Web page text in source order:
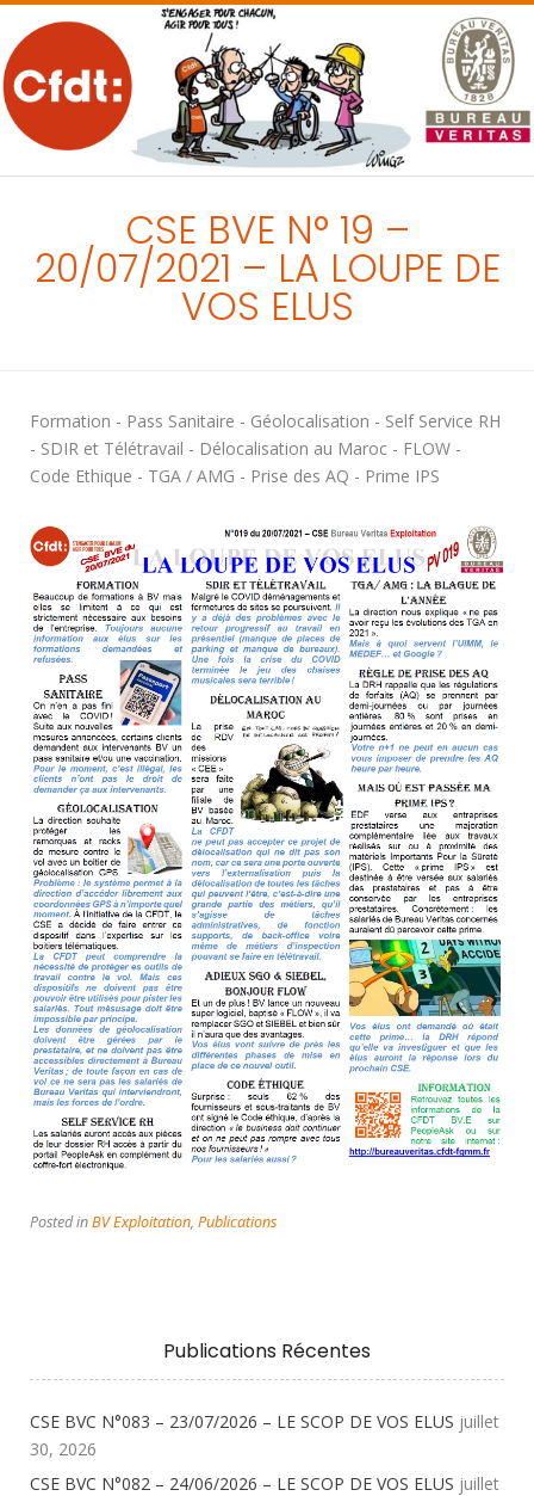
MENU
CSE BVE N° 19 –
20/07/2021 – LA LOUPE DE
VOS ELUS
Formation - Pass Sanitaire - Géolocalisation - Self Service RH
- SDIR et Télétravail - Délocalisation au Maroc - FLOW -
Code Ethique - TGA / AMG - Prise des AQ - Prime IPS
Posted inBV Exploitation, Publications
Publications Récentes
CSE BVC N°083 – 23/07/2026 – LE SCOP DE VOS ELUS juillet
30, 2026
CSE BVC N°082 – 24/06/2026 – LE SCOP DE VOS ELUS juillet